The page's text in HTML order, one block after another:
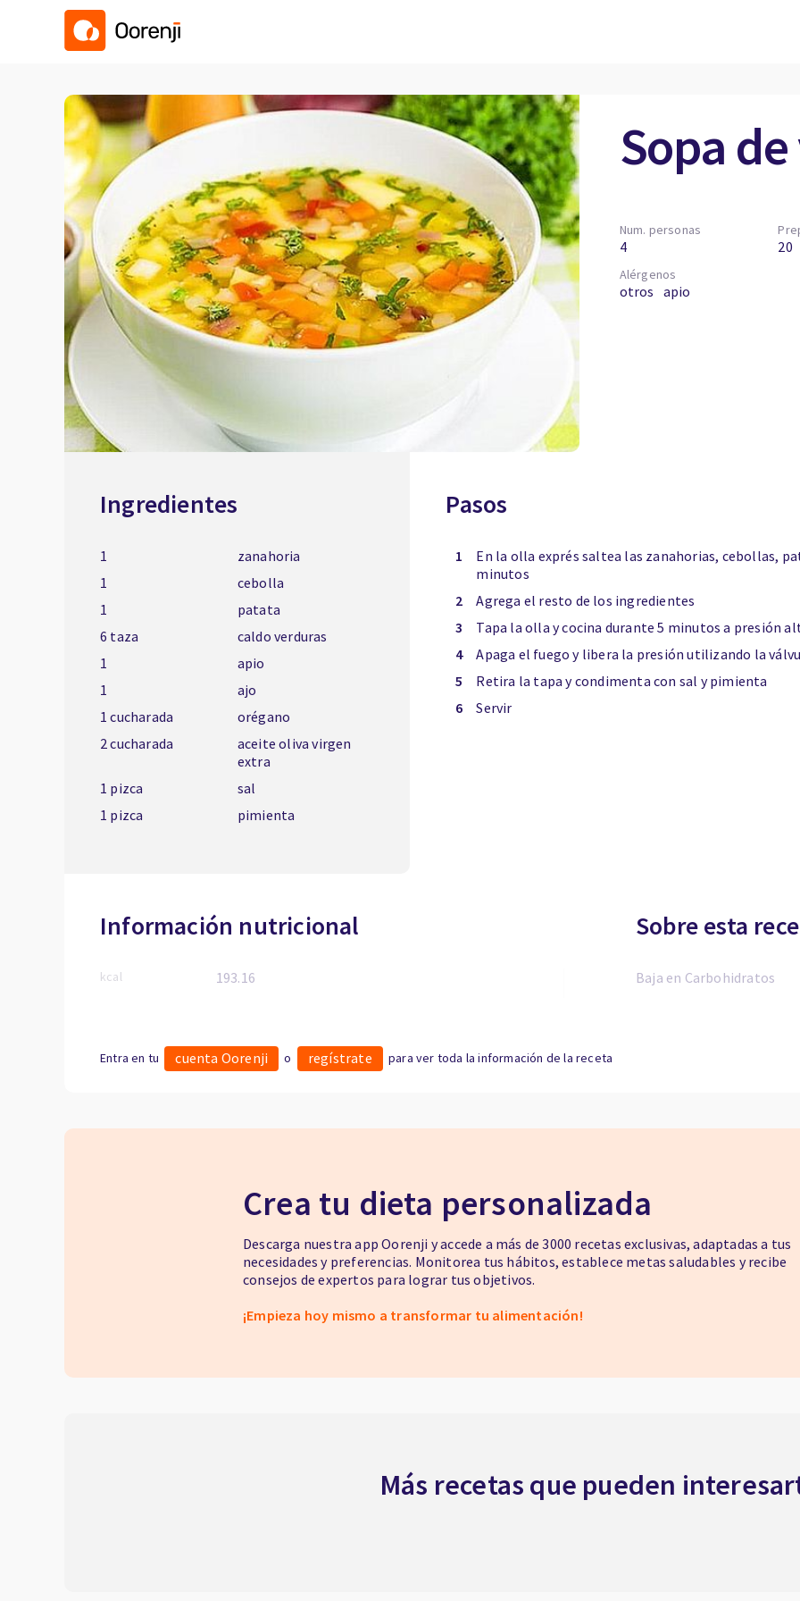
Sopa
Num. personas
4 20
Alérgenos
otros apio
Ingredientes
1
zanahoria
1
cebolla
1
patata
6 taza
caldo verduras
1
apio
1
ajo
1 cucharada
orégano
2 cucharada
aceite oliva virgen
extra
1 pizca
sal
1 pizca
pimienta
Pasos
1
En la olla exprés saltea las zanahorias, cebollas,
minutos
2
Agrega el resto de los ingredientes
3
Tapa la olla y cocina durante 5 minutos a presión
4
Apaga el fuego y libera la presión utilizando la
5
Retira la tapa y condimenta con sal y pimienta
6
Servir
Información nutricional
kcal 193.16
Sobre esta
Baja en Carbohidratos
Entra en tu cuenta Oorenji o regístrate para ver toda la información de la receta
Crea tu dieta personalizada
Descarga nuestra app Oorenji y accede a más de 3000 recetas exclusivas, adaptadas a tus
necesidades y preferencias. Monitorea tus hábitos, establece metas saludables y recibe
consejos de expertos para lograr tus objetivos.
¡Empieza hoy mismo a transformar tu alimentación!
Más recetas que pueden